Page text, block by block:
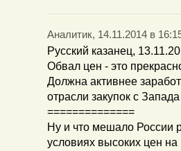
Аналитик, 14.11.2014 в
Русский казанец,
Обвал цен - это
Должна активнее
отрасли закупок с Запада
==============
Ну и что мешало России
условиях высоких цен